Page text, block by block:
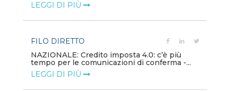
LEGGI DI PIÙ
FILO DIRETTO
NAZIONALE: Credito imposta 4.0: c’è più
tempo per le comunicazioni di conferma -...
LEGGI DI PIÙ